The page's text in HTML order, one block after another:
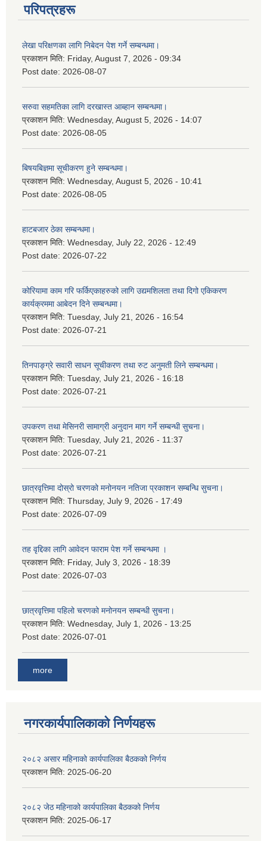
परिपत्रहरू
लेखा परिक्षणका लागि निबेदन पेश गर्ने सम्बन्धमा।
प्रकाशन मिति: Friday, August 7, 2026 - 09:34
Post date: 2026-08-07
सरुवा सहमतिका लागि दरखास्त आब्हान सम्बन्धमा।
प्रकाशन मिति: Wednesday, August 5, 2026 - 14:07
Post date: 2026-08-05
बिषयबिज्ञमा सूचीकरण हुने सम्बन्धमा।
प्रकाशन मिति: Wednesday, August 5, 2026 - 10:41
Post date: 2026-08-05
हाटबजार ठेका सम्बन्धमा।
प्रकाशन मिति: Wednesday, July 22, 2026 - 12:49
Post date: 2026-07-22
कोरियामा काम गरि फर्किएकाहरुको लागि उद्यमशिलता तथा दिगो एकिकरण
कार्यक्रममा आबेदन दिने सम्बन्धमा।
प्रकाशन मिति: Tuesday, July 21, 2026 - 16:54
Post date: 2026-07-21
तिनपाङ्ग्रे सवारी साधन सूचीकरण तथा रुट अनुमती लिने सम्बन्धमा।
प्रकाशन मिति: Tuesday, July 21, 2026 - 16:18
Post date: 2026-07-21
उपकरण तथा मेसिनरी सामाग्री अनुदान माग गर्ने सम्बन्धी सुचना।
प्रकाशन मिति: Tuesday, July 21, 2026 - 11:37
Post date: 2026-07-21
छात्रवृत्तिमा दोस्रो चरणको मनोनयन नतिजा प्रकाशन सम्बन्धि सुचना।
प्रकाशन मिति: Thursday, July 9, 2026 - 17:49
Post date: 2026-07-09
तह वृद्दिका लागि आवेदन फाराम पेश गर्ने सम्बन्धमा ।
प्रकाशन मिति: Friday, July 3, 2026 - 18:39
Post date: 2026-07-03
छात्रवृत्तिमा पहिलो चरणको मनोनयन सम्बन्धी सुचना।
प्रकाशन मिति: Wednesday, July 1, 2026 - 13:25
Post date: 2026-07-01
more
नगरकार्यपालिकाकाे निर्णयहरू
२०८२ असार महिनाको कार्यपालिका बैठकको निर्णय
प्रकाशन मिति: 2025-06-20
२०८२ जेठ महिनाको कार्यपालिका बैठकको निर्णय
प्रकाशन मिति: 2025-06-17